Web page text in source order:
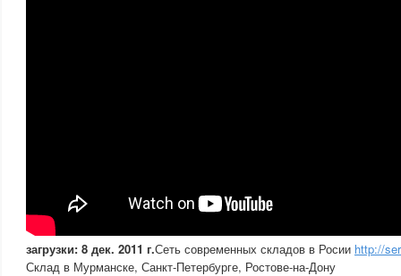
загрузки: 8 дек. 2011 г.Сеть современных складов в Росии http://
Склад в Мурманске, Санкт-Петербурге, Ростове-на-Дону